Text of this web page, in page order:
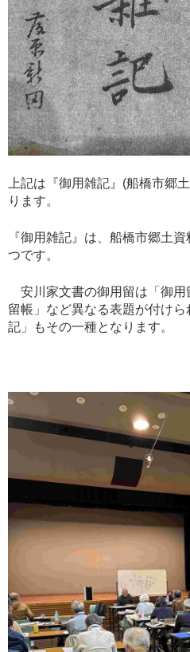
上記は『御用雑記』(船橋市郷
ります。
『御用雑記』は、船橋市郷土
つです。
安川家文書の御用留は「御用
留帳」など異なる表題が付け
記」もその一種となります。